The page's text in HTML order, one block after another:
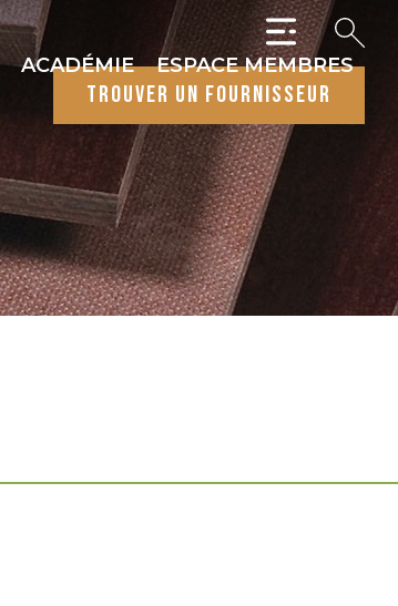
ACADÉMIE ESPACE MEMBRES
trouver un fournisseur